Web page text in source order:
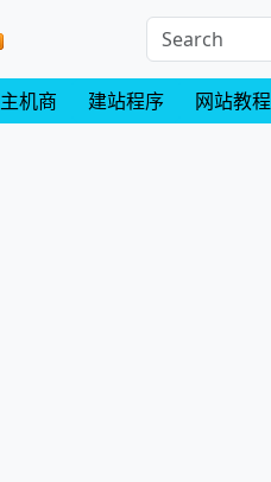
主机商 建站程序 网站教程